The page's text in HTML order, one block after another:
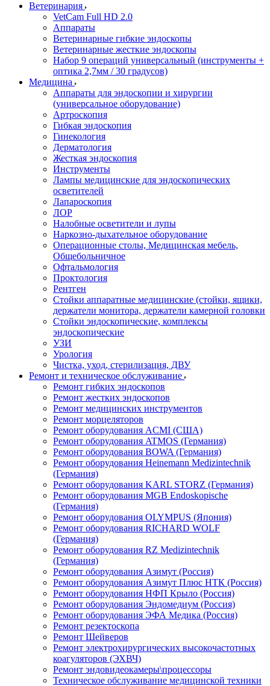
Ветеринария
VetCam Full HD 2.0
Аппараты
Ветеринарные гибкие эндоскопы
Ветеринарные жесткие эндоскопы
Набор 9 операций универсальный (инструменты +
оптика 2,7мм / 30 градусов)
Медицина
Аппараты для эндоскопии и хирургии
(универсальное оборудование)
Артроскопия
Гибкая эндоскопия
Гинекология
Дерматология
Жесткая эндоскопия
Инструменты
Лампы медицинские для эндоскопических
осветителей
Лапароскопия
ЛОР
Налобные осветители и лупы
Наркозно-дыхательное оборудование
Операционные столы, Медицинская мебель,
Общебольничное
Офтальмология
Проктология
Рентген
Стойки аппаратные медицинские (стойки, ящики,
держатели монитора, держатели камерной головки
Стойки эндоскопические, комплексы
эндоскопические
УЗИ
Урология
Чистка, уход, стерилизация, ДВУ
Ремонт и техническое обслуживание
Ремонт гибких эндоскопов
Ремонт жестких эндоскопов
Ремонт медицинских инструментов
Ремонт морцеляторов
Ремонт оборудования ACMI (США)
Ремонт оборудования ATMOS (Германия)
Ремонт оборудования BOWA (Германия)
Ремонт оборудования Heinemann Medizintechnik
(Германия)
Ремонт оборудования KARL STORZ (Германия)
Ремонт оборудования MGB Endoskopische
(Германия)
Ремонт оборудования OLYMPUS (Япония)
Ремонт оборудования RICHARD WOLF
(Германия)
Ремонт оборудования RZ Medizintechnik
(Германия)
Ремонт оборудования Азимут (Россия)
Ремонт оборудования Азимут Плюс НТК (Россия)
Ремонт оборудования НФП Крыло (Россия)
Ремонт оборудования Эндомедиум (Россия)
Ремонт оборудования ЭФА Медика (Россия)
Ремонт резектоскопа
Ремонт Шейверов
Ремонт электрохирургических высокочастотных
коагуляторов (ЭХВЧ)
Ремонт эндовидеокамеры\процессоры
Техническое обслуживание медицинской техники